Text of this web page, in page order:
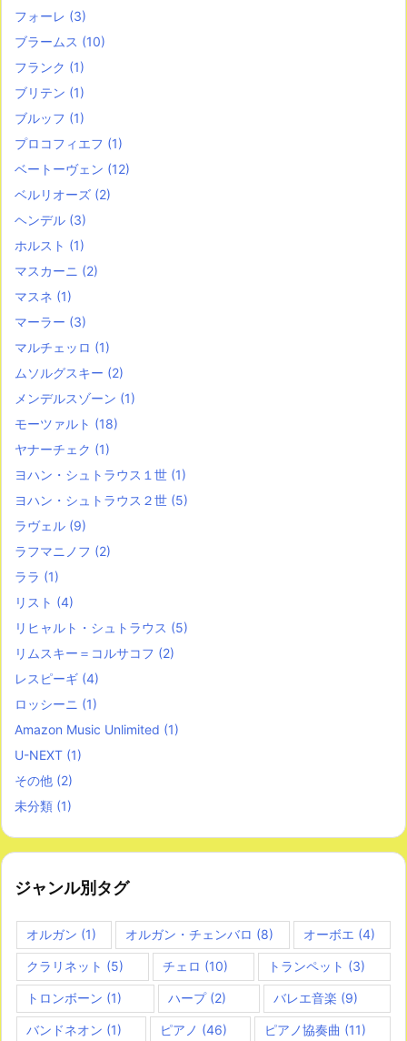
フォーレ (3)
ブラームス (10)
フランク (1)
ブリテン (1)
ブルッフ (1)
プロコフィエフ (1)
ベートーヴェン (12)
ベルリオーズ (2)
ヘンデル (3)
ホルスト (1)
マスカーニ (2)
マスネ (1)
マーラー (3)
マルチェッロ (1)
ムソルグスキー (2)
メンデルスゾーン (1)
モーツァルト (18)
ヤナーチェク (1)
ヨハン・シュトラウス１世 (1)
ヨハン・シュトラウス２世 (5)
ラヴェル (9)
ラフマニノフ (2)
ララ (1)
リスト (4)
リヒャルト・シュトラウス (5)
リムスキー＝コルサコフ (2)
レスピーギ (4)
ロッシーニ (1)
Amazon Music Unlimited (1)
U-NEXT (1)
その他 (2)
未分類 (1)
ジャンル別タグ
オルガン (1) オルガン・チェンバロ (8) オーボエ (4)
クラリネット (5) チェロ (10) トランペット (3)
トロンボーン (1) ハープ(2) バレエ音楽 (9)
バンドネオン (1) ピアノ (46) ピアノ協奏曲 (11)